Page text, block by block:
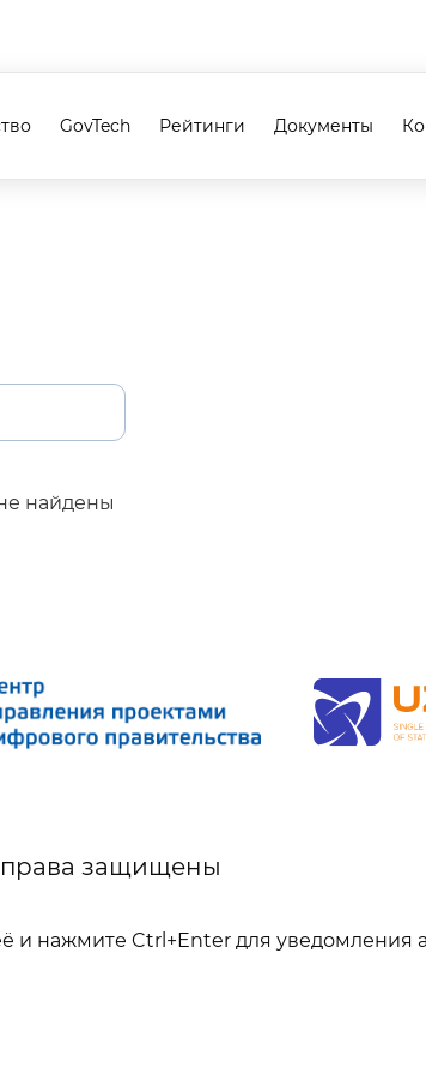
GovTech Рейтинги Документы
найдены
права защищены
и нажмите Ctrl+Enter для уведомления